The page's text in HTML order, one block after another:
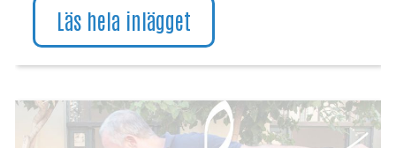
Läs hela inlägget